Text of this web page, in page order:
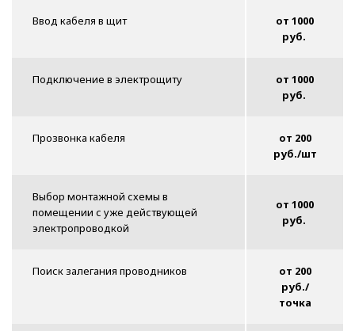
Ввод кабеля в щит
от 1000
руб.
Подключение в электрощиту
от 1000
руб.
Прозвонка кабеля
от 200
руб./шт
Выбор монтажной схемы в
помещении с уже действующей
электропроводкой
от 1000
руб.
Поиск залегания проводников
от 200
руб./
точка